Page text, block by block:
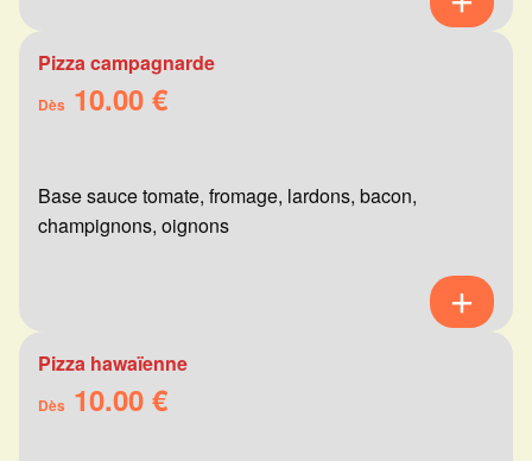
Pizza campagnarde
Dès 10.00 €
Base sauce tomate, fromage, lardons, bacon,
champignons, oignons
Pizza hawaïenne
Dès 10.00 €